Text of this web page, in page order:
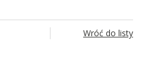
Wróć do listy